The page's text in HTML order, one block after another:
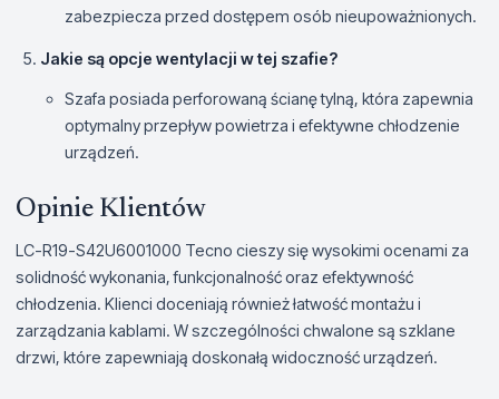
zabezpiecza przed dostępem osób nieupoważnionych.
Jakie są opcje wentylacji w tej szafie?
Szafa posiada perforowaną ścianę tylną, która zapewnia
optymalny przepływ powietrza i efektywne chłodzenie
urządzeń.
Opinie Klientów
LC-R19-S42U6001000 Tecno cieszy się wysokimi ocenami za
solidność wykonania, funkcjonalność oraz efektywność
chłodzenia. Klienci doceniają również łatwość montażu i
zarządzania kablami. W szczególności chwalone są szklane
drzwi, które zapewniają doskonałą widoczność urządzeń.